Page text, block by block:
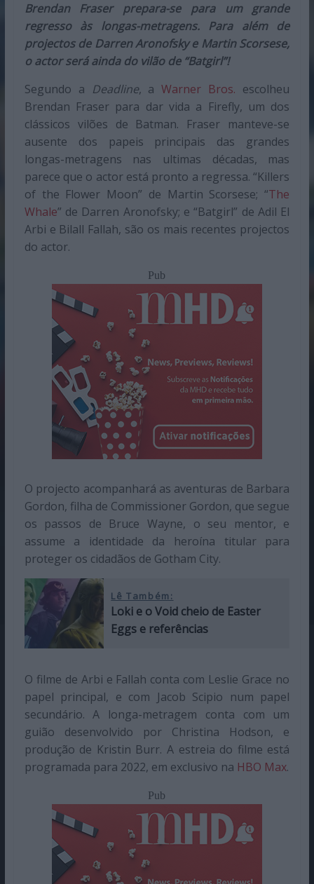
Brendan Fraser prepara-se para um grande
regresso às longas-metragens. Para além de
projectos de Darren Aronofsky e Martin Scorsese,
o actor será ainda do vilão de “Batgirl”!
Segundo a Deadline, aWarner Bros. escolheu
Brendan Fraser para dar vida a Firefly, um dos
clássicos vilões de Batman. Fraser manteve-se
ausente dos papeis principais das grandes
longas-metragens nas ultimas décadas, mas
parece que o actor está pronto a regressa. “Killers
of the Flower Moon” de Martin Scorsese; “The
Whale” de Darren Aronofsky; e “Batgirl” de Adil El
Arbi e Bilall Fallah, são os mais recentes projectos
do actor.
Pub
O projecto acompanhará as aventuras de Barbara
Gordon, filha de Commissioner Gordon, que segue
os passos de Bruce Wayne, o seu mentor, e
assume a identidade da heroína titular para
proteger os cidadãos de Gotham City.
Lê Também:
Loki e o Void cheio de Easter
Eggs e referências
O filme de Arbi e Fallah conta com Leslie Grace no
papel principal, e com Jacob Scipio num papel
secundário. A longa-metragem conta com um
guião desenvolvido por Christina Hodson, e
produção de Kristin Burr. A estreia do filme está
programada para 2022, em exclusivo na HBO Max.
Pub